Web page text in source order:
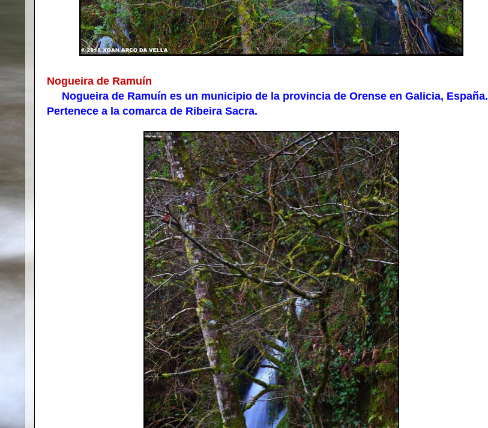
Nogueira de Ramuín
Nogueira de Ramuín es un municipio de la provincia de Orense en Galicia, España.
Pertenece a la comarca de Ribeira Sacra.